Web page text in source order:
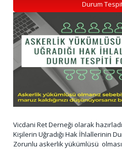
Durum
Vicdani Ret Derneği olarak
Kişilerin Uğradığı Hak İhlallerinin
Zorunlu askerlik yükümlüsü